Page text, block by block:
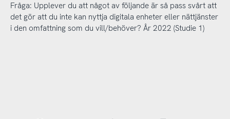
Fråga: Upplever du att något av följande är så pass svårt att
det gör att du inte kan nyttja digitala enheter eller nättjänster
i den omfattning som du vill/behöver? År 2022 (Studie 1)